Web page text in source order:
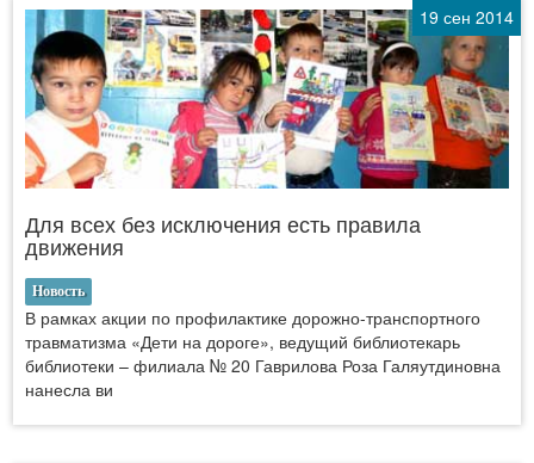
19 сен 2014
Для всех без исключения есть правила
движения
Новость
В рамках акции по профилактике дорожно-транспортного
травматизма «Дети на дороге», ведущий библиотекарь
библиотеки – филиала № 20 Гаврилова Роза Галяутдиновна
нанесла ви